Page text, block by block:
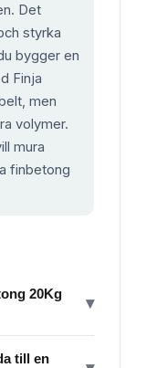
Det
styrka
bygger en
Finja
men
volymer.
mura
finbetong
20Kg
▾
till en